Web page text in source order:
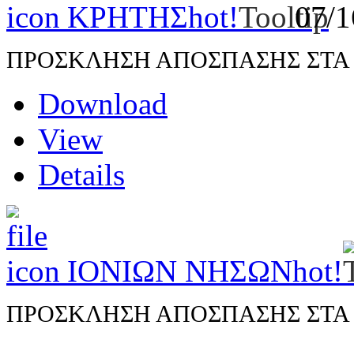
ΚΡΗΤΗΣhot! 07/
ΠΡΟΣΚΛΗΣΗ ΑΠΟΣΠΑΣΗΣ ΣΤΑ
Download
View
Details
ΙΟΝΙΩΝ ΝΗΣΩΝhot!
ΠΡΟΣΚΛΗΣΗ ΑΠΟΣΠΑΣΗΣ ΣΤΑ